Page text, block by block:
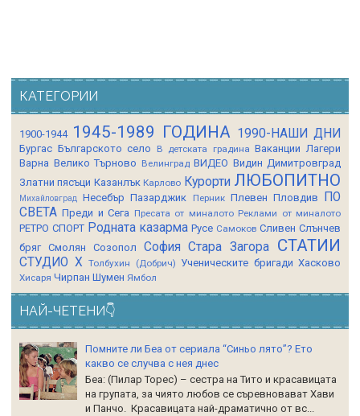
КАТЕГОРИИ
1900-1944 1945-1989 ГОДИНА 1990-НАШИ ДНИ
Бургас Българското село В детската градина Ваканции Лагери
Варна Велико Търново Велинград ВИДЕО Видин Димитровград
Златни пясъци Казанлък Карлово Курорти ЛЮБОПИТНО
Михайловград Несебър Пазарджик Перник Плевен Пловдив
ПО
СВЕТА Преди и Сега Пресата от миналото Реклами от миналото
РЕТРО СПОРТ Родната казарма Русе Самоков Сливен Слънчев
бряг Смолян Созопол София Стара Загора СТАТИИ
СТУДИО Х Толбухин (Добрич) Ученическите бригади Хасково
Хисаря Чирпан Шумен Ямбол
НАЙ-ЧЕТЕНИ👇
Помните ли Беа от сериала “Синьо лято”? Ето
какво се случва с нея днес
Беа: (Пилар Торес) – сестра на Тито и красавицата
на групата, за чиято любов се съревновават Хави
и Панчо. Красавицата най-драматично от вс...